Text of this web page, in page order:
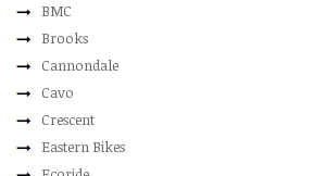
BMC
Brooks
Cannondale
Cavo
Crescent
Eastern Bikes